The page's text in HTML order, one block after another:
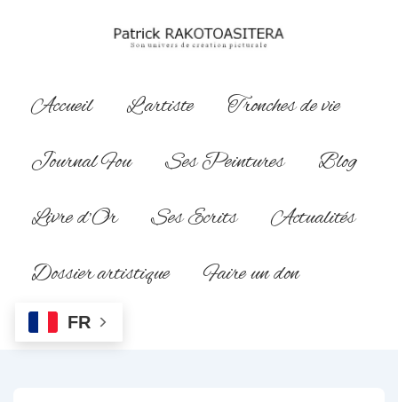
principal
Navigation
Accueil L’artiste
Tronches de vie
Journal Fou
Ses Peintures
Blog
Livre d’Or
Ses Ecrits
Actualités
Dossier artistique
Faire un don
FR